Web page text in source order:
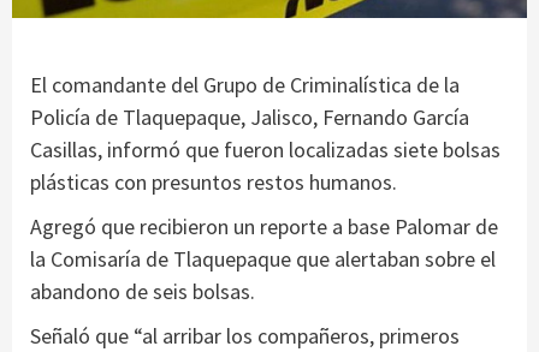
El comandante del Grupo de Criminalística de la
Policía de Tlaquepaque, Jalisco, Fernando García
Casillas, informó que fueron localizadas siete bolsas
plásticas con presuntos restos humanos.
Agregó que recibieron un reporte a base Palomar de
la Comisaría de Tlaquepaque que alertaban sobre el
abandono de seis bolsas.
Señaló que “al arribar los compañeros, primeros